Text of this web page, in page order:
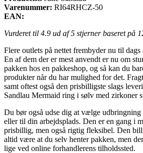
Varenummer: RI64RHCZ-50
EAN:
Vurderet til 4.9 ud af 5 stjerner baseret på
Flere outlets på nettet frembyder nu til
En af dem der er mest anvendt er nu om
pakken hos en pakkeshop, og så kan du
produkter når du har mulighed for det.
samt oftest også den prisbilligste slags
Sandlau Mermaid ring i sølv med zirkoner
Du bør også udse dig at vælge udbringning
eller til din arbejdsplads. Den er en gang i
prisbillig, men også rigtig fleksibel. Den
altid være at du selv henter pakken, men
lige ved online forhandlerens tilholdssted.